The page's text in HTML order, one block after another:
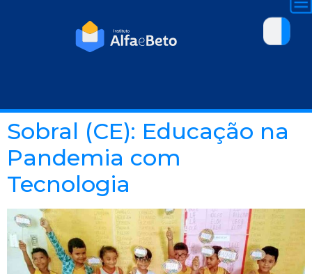
Sobral (CE): Educação na
Pandemia com
Tecnologia